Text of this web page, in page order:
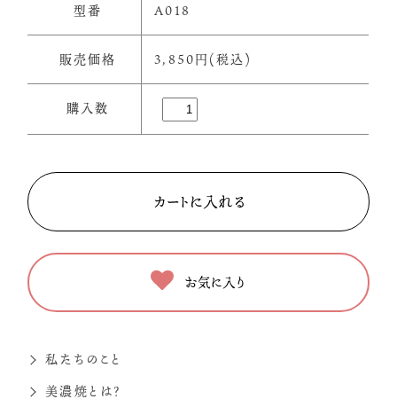
型番 A018
販売価格 3,850円(税込)
購入数
お気に入り
私たちのこと
美濃焼とは？